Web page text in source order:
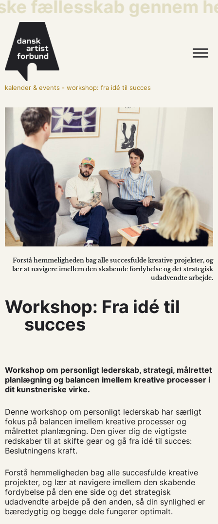
fællesskab gennem
kalender & events - workshop: fra idé til succes
Forstå hemmeligheden bag alle succesfulde kreative projekter, og
lær at navigere imellem den skabende fordybelse og det strategisk
udadvendte arbejde.
Workshop: Fra idé til
succes
Workshop om personligt lederskab, strategi, målrettet
planlægning og balancen imellem kreative processer i
dit kunstneriske virke.
Denne workshop om personligt lederskab har særligt
fokus på balancen imellem kreative processer og
målrettet planlægning. Den giver dig de vigtigste
redskaber til at skifte gear og gå fra idé til succes:
Beslutningens kraft.
Forstå hemmeligheden bag alle succesfulde kreative
projekter, og lær at navigere imellem den skabende
fordybelse på den ene side og det strategisk
udadvendte arbejde på den anden, så din synlighed er
bæredygtig og begge dele fungerer optimalt.